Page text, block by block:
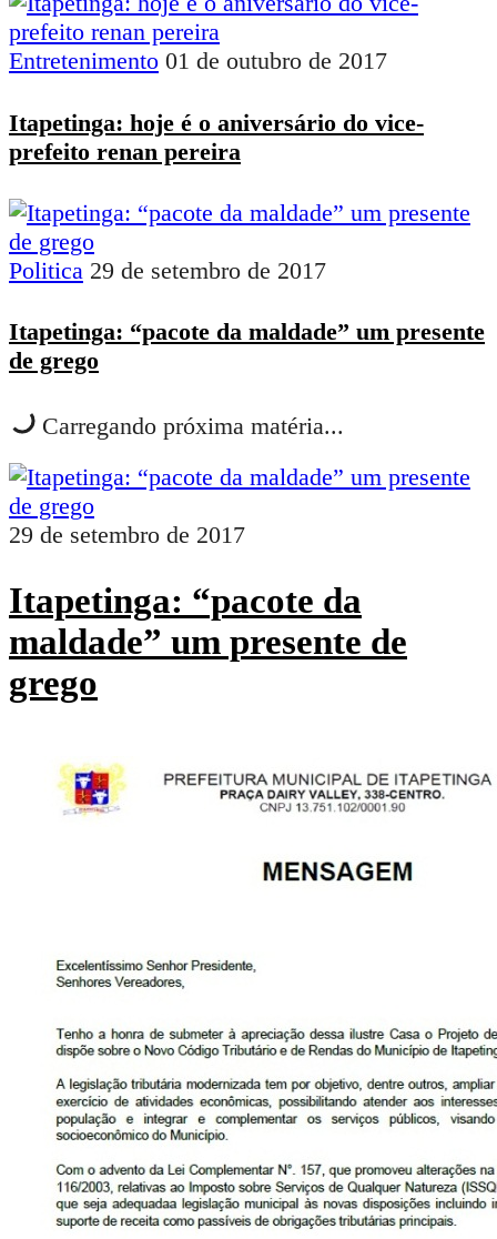
Entretenimento 01 de outubro de 2017
Itapetinga: hoje é o aniversário do vice-
prefeito renan pereira
Politica 29 de setembro de 2017
Itapetinga: “pacote da maldade” um presente
de grego
Carregando próxima matéria...
29 de setembro de 2017
Itapetinga: “pacote da
maldade” um presente de
grego